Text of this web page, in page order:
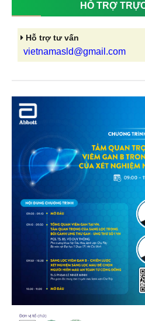
HỖ TRỢ
Hỗ trợ tư vấn
vietnamasld@gmail.com